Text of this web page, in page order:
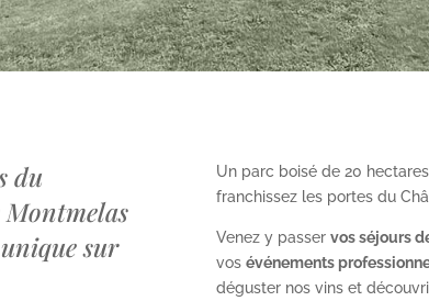
du
Montmelas
sur
Un parc boisé de 20
franchissez les portes du
Venez y passer vos séjours
vos événements
déguster nos vins et